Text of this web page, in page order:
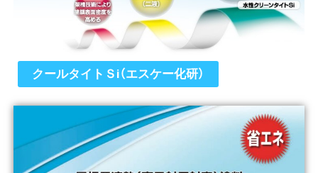
クールタイトＳi（エスケー化研）